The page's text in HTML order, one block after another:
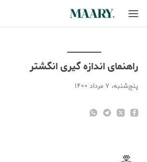
راهنمای اندازه گیری انگشتر
پنج‌شنبه، ۷ مرداد ۱۴۰۰